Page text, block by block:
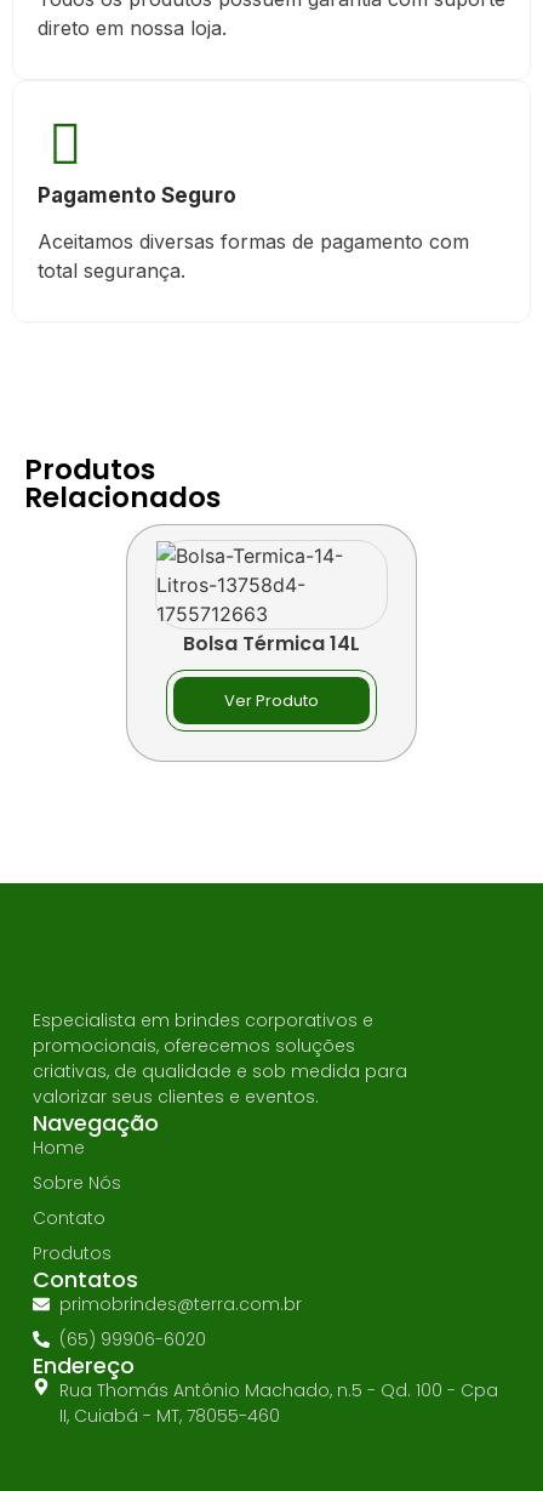
direto em nossa loja.
Pagamento Seguro
Aceitamos diversas formas de pagamento com
total segurança.
Produtos
Relacionados
Bolsa Térmica 14L
Ver Produto
Especialista em brindes corporativos e
promocionais, oferecemos soluções
criativas, de qualidade e sob medida para
valorizar seus clientes e eventos.
Navegação
Home
Sobre Nós
Contato
Produtos
Contatos
primobrindes@terra.com.br
(65) 99906-6020
Endereço
Rua Thomás Antônio Machado, n.5 - Qd. 100 - Cpa
II, Cuiabá - MT, 78055-460